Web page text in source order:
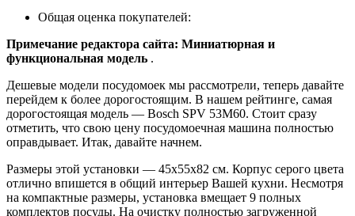
Общая оценка покупателей:
Примечание редактора сайта: Миниатюрная и
функциональная модель .
Дешевые модели посудомоек мы рассмотрели, теперь давайте
перейдем к более дорогостоящим. В нашем рейтинге, самая
дорогостоящая модель — Bosch SPV 53M60. Стоит сразу
отметить, что свою цену посудомоечная машина полностью
оправдывает. Итак, давайте начнем.
Размеры этой установки — 45x55x82 см. Корпус серого цвета
отлично впишется в общий интерьер Вашей кухни. Несмотря
на компактные размеры, установка вмещает 9 полных
комплектов посуды. На очистку полностью загруженной